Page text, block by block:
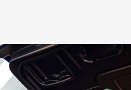
CONTACT